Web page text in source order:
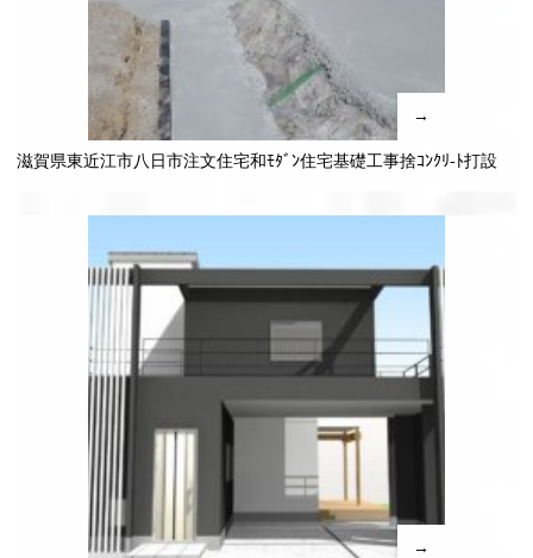
→
滋賀県東近江市八日市注文住宅和ﾓﾀﾞﾝ住宅基礎工事捨ｺﾝｸﾘ-ﾄ打設
→